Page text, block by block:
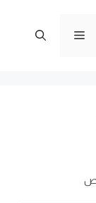
القائمة